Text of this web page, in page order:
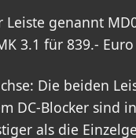
Leiste genannt
3.1 für 839.- Euro
Die beiden
DC-Blocker sind
als die